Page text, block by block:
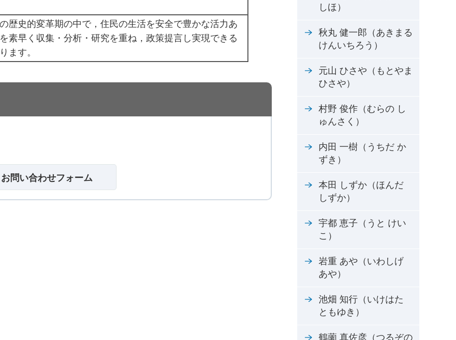
歴史的変革期の中で，住民の生活を安全で豊かな活力あ
素早く収集・分析・研究を重ね，政策提言し実現できる
ます。
しほ）
秋丸 健一郎（あきまる
けんいちろう）
元山 ひさや（もとやま
ひさや）
村野 俊作（むらの し
ゅんさく）
内田 一樹（うちだ か
ずき）
本田 しずか（ほんだ
しずか）
宇都 恵子（うと けい
こ）
岩重 あや（いわしげ
あや）
池畑 知行（いけはた
ともゆき）
鶴薗 真佐彦（つるぞの